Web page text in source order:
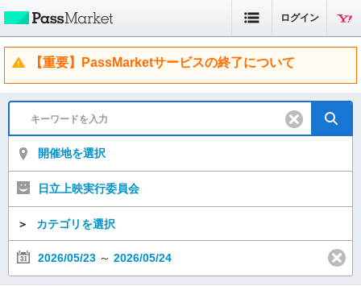
ログイン
【重要】PassMarketサービスの終了について
開催地を選択
日立上映実行委員会
＞ カテゴリを選択
2026/05/23 ～ 2026/05/24